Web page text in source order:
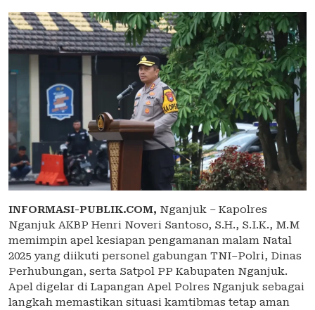
INFORMASI-PUBLIK.COM, Nganjuk – Kapolres
Nganjuk AKBP Henri Noveri Santoso, S.H., S.I.K., M.M
memimpin apel kesiapan pengamanan malam Natal
2025 yang diikuti personel gabungan TNI–Polri, Dinas
Perhubungan, serta Satpol PP Kabupaten Nganjuk.
Apel digelar di Lapangan Apel Polres Nganjuk sebagai
langkah memastikan situasi kamtibmas tetap aman